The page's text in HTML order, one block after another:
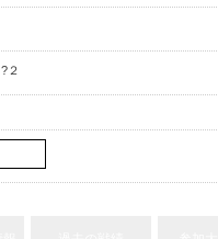
２